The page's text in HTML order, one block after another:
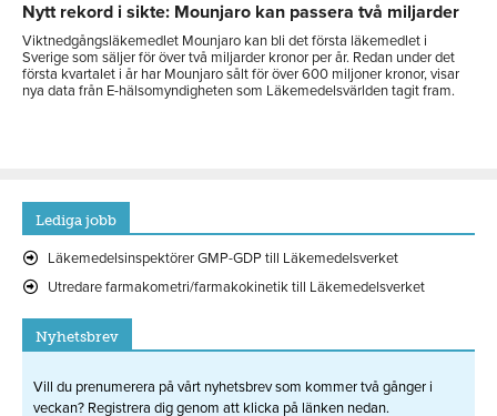
Nytt rekord i sikte: Mounjaro kan passera två miljarder
Viktnedgångsläkemedlet Mounjaro kan bli det första läkemedlet i
Sverige som säljer för över två miljarder kronor per år. Redan under det
första kvartalet i år har Mounjaro sålt för över 600 miljoner kronor, visar
nya data från E-hälsomyndigheten som Läkemedelsvärlden tagit fram.
Lediga jobb
Läkemedelsinspektörer GMP-GDP till Läkemedelsverket
Utredare farmakometri/farmakokinetik till Läkemedelsverket
Nyhetsbrev
Vill du prenumerera på vårt nyhetsbrev som kommer två gånger i
veckan? Registrera dig genom att klicka på länken nedan.